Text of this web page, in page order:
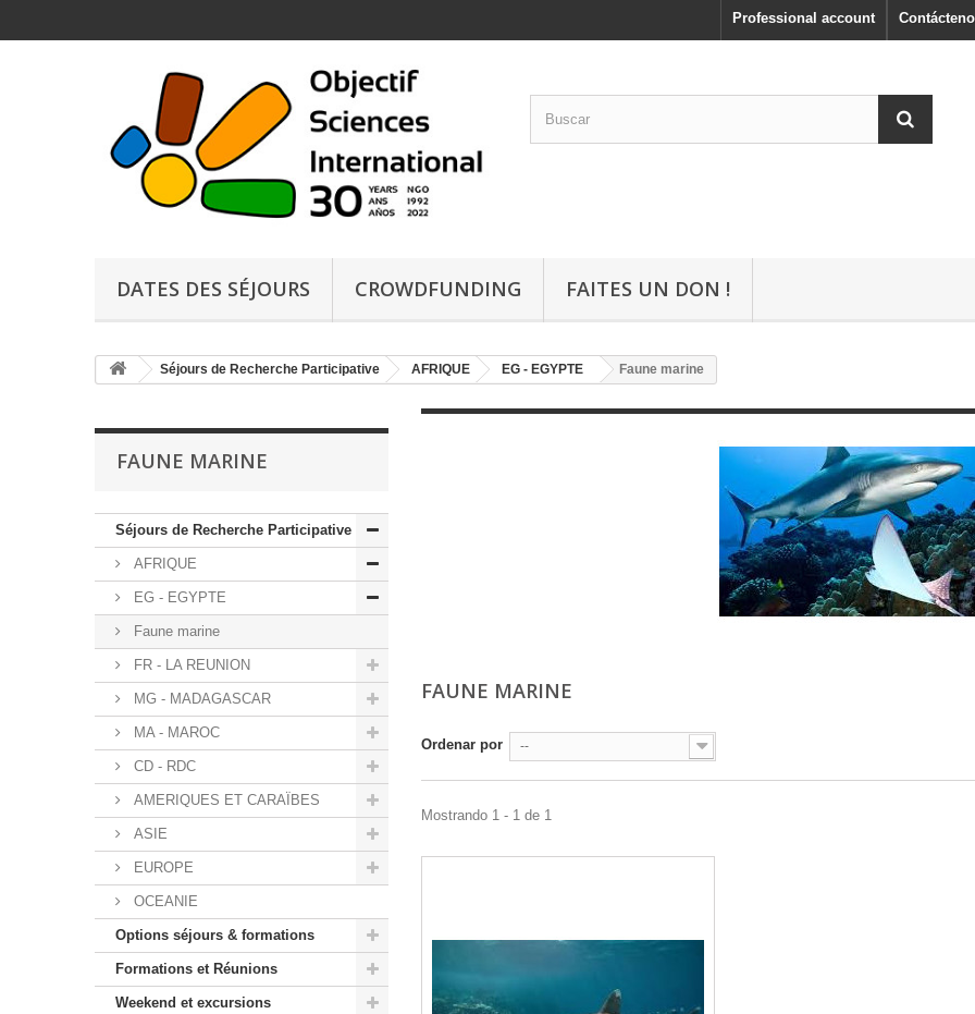
Professional account
DATES DES SÉJOURS CROWDFUNDING FAITES UN DON !
Séjours de Recherche Participative AFRIQUE EG - EGYPTE Faune marine
FAUNE MARINE
Séjours de Recherche Participative
AFRIQUE
EG - EGYPTE
Faune marine
FR - LA REUNION
MG - MADAGASCAR
MA - MAROC
CD - RDC
AMERIQUES ET CARAÏBES
ASIE
EUROPE
OCEANIE
Options séjours & formations
Formations et Réunions
Weekend et excursions
FAUNE MARINE
Ordenar por --
Mostrando 1 - 1 de 1